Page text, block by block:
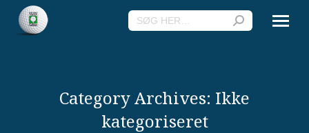
Search:
Category Archives: Ikke
kategoriseret